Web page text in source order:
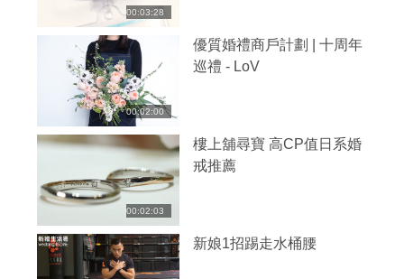
00:03:28
00:02:00
優質婚禮商戶計劃 | 十周年
巡禮 - LoV
00:02:03
樓上舖尋寶 高CP值日系婚
戒推薦
新娘1招踢走水桶腰